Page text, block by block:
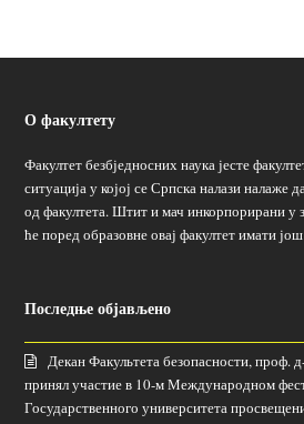
О факултету
Факултет безбједносних наука јесте
ситуација у којој се Српска налази налаже
од факултета. Штит и мач инкорпорирани у
ће поред образовне овај факултет имати
Последње објављено
Декан Факультета безопасности, проф.
принял участие в 10-м Международном
Государственного университета